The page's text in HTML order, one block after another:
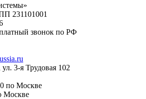
231101001
звонок по РФ
3-я Трудовая 102
по Москве
Москве